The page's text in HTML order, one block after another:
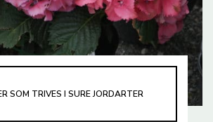
SOM TRIVES I SURE JORDARTER